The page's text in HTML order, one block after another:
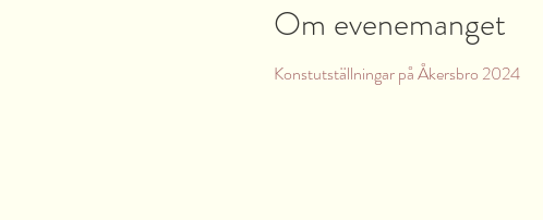
Om evenemanget
Konstutställningar på Åkersbro 2024